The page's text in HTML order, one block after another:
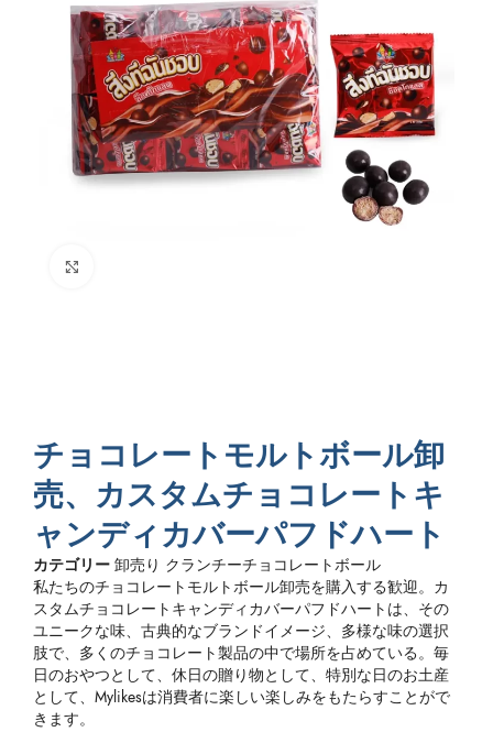
チョコレートモルトボール卸
売、カスタムチョコレートキ
ャンディカバーパフドハート
カテゴリー 卸売り クランチーチョコレートボール
私たちのチョコレートモルトボール卸売を購入する歓迎。カ
スタムチョコレートキャンディカバーパフドハートは、その
ユニークな味、古典的なブランドイメージ、多様な味の選択
肢で、多くのチョコレート製品の中で場所を占めている。毎
日のおやつとして、休日の贈り物として、特別な日のお土産
として、Mylikesは消費者に楽しい楽しみをもたらすことがで
きます。